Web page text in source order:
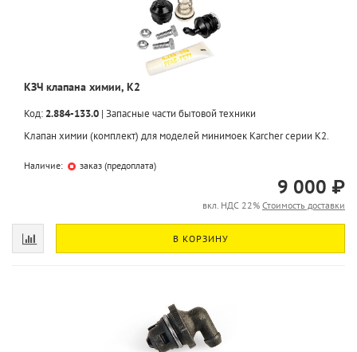
КЗЧ клапана химии, K2
Код: 2.884-133.0 | Запасные части бытовой техники
Клапан химии (комплект) для моделей минимоек Karcher серии K2.
Наличие: заказ (предоплата)
9 000 ₽
вкл. НДС 22% Стоимость доставки
В КОРЗИНУ